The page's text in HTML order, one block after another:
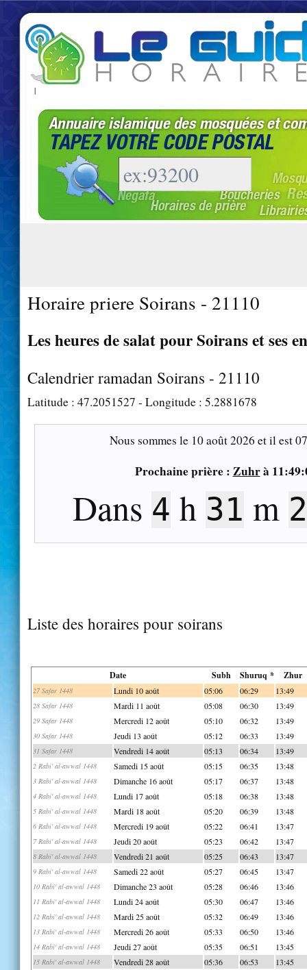
|
Horaire priere Soirans - 21110
Les heures de salat pour Soirans et ses
Calendrier ramadan Soirans - 21110
Latitude : 47.2051527 - Longitude : 5.2881678
Nous sommes le 10 août 2026 et il est
Prochaine prière : Zuhrà
Dans 4 h 31 m
Liste des horaires pour soirans
Date Subh Shuruq * Zhur
27 Safar 1448 Lundi 10 août 05:06 06:29 13:49
28 Safar 1448 Mardi 11 août 05:08 06:30 13:49
29 Safar 1448 Mercredi 12 août 05:10 06:32 13:49
30 Safar 1448 Jeudi 13 août 05:12 06:33 13:49
31 Safar 1448 Vendredi 14 août 05:13 06:34 13:49
2 Rabi' al-awwal 1448 Samedi 15 août 05:15 06:35 13:48
3 Rabi' al-awwal 1448 Dimanche 16 août 05:17 06:37 13:48
4 Rabi' al-awwal 1448 Lundi 17 août 05:18 06:38 13:48
5 Rabi' al-awwal 1448 Mardi 18 août 05:20 06:39 13:48
6 Rabi' al-awwal 1448 Mercredi 19 août 05:22 06:41 13:47
7 Rabi' al-awwal 1448 Jeudi 20 août 05:23 06:42 13:47
8 Rabi' al-awwal 1448 Vendredi 21 août 05:25 06:43 13:47
9 Rabi' al-awwal 1448 Samedi 22 août 05:27 06:45 13:47
10 Rabi' al-awwal 1448 Dimanche 23 août 05:28 06:46 13:46
11 Rabi' al-awwal 1448 Lundi 24 août 05:30 06:47 13:46
12 Rabi' al-awwal 1448 Mardi 25 août 05:32 06:49 13:46
13 Rabi' al-awwal 1448 Mercredi 26 août 05:33 06:50 13:46
14 Rabi' al-awwal 1448 Jeudi 27 août 05:35 06:51 13:45
15 Rabi' al-awwal 1448 Vendredi 28 août 05:36 06:53 13:45